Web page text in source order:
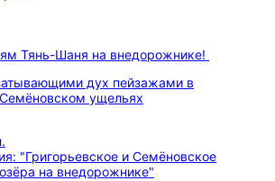
Тянь-Шаня на внедорожнике!
дух пейзажами в
ущельях